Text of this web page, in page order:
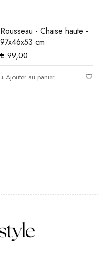
Rousseau - Chaise haute -
97x46x53 cm
€ 99,00
Ajouter au panier